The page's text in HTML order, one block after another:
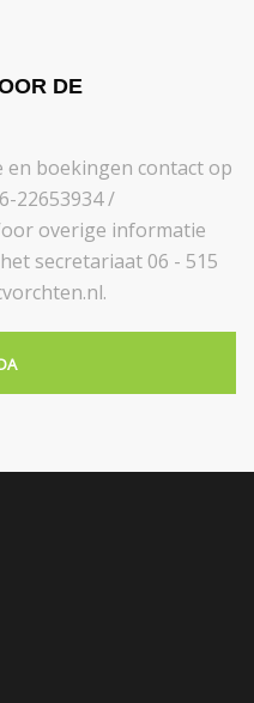
DE
boekingen contact op
22653934 /
overige informatie
secretariaat 06 - 515